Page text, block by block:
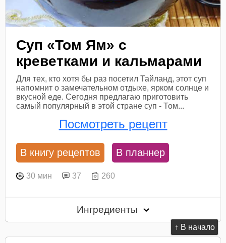
↑ В начало
Суп «Том Ям» с
креветками и кальмарами
Для тех, кто хотя бы раз посетил Тайланд, этот суп
напомнит о замечательном отдыхе, ярком солнце и
вкусной еде. Сегодня предлагаю приготовить
самый популярный в этой стране суп - Том...
Посмотреть рецепт
В книгу рецептов В планнер
30 мин 37 260
Ингредиенты